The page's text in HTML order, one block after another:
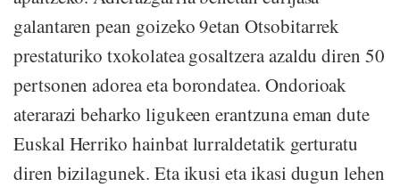
galantaren pean goizeko 9etan Otsobitarrek
prestaturiko txokolatea gosaltzera azaldu diren 50
pertsonen adorea eta borondatea. Ondorioak
aterarazi beharko ligukeen erantzuna eman dute
Euskal Herriko hainbat lurraldetatik gerturatu
diren bizilagunek. Eta ikusi eta ikasi dugun lehen